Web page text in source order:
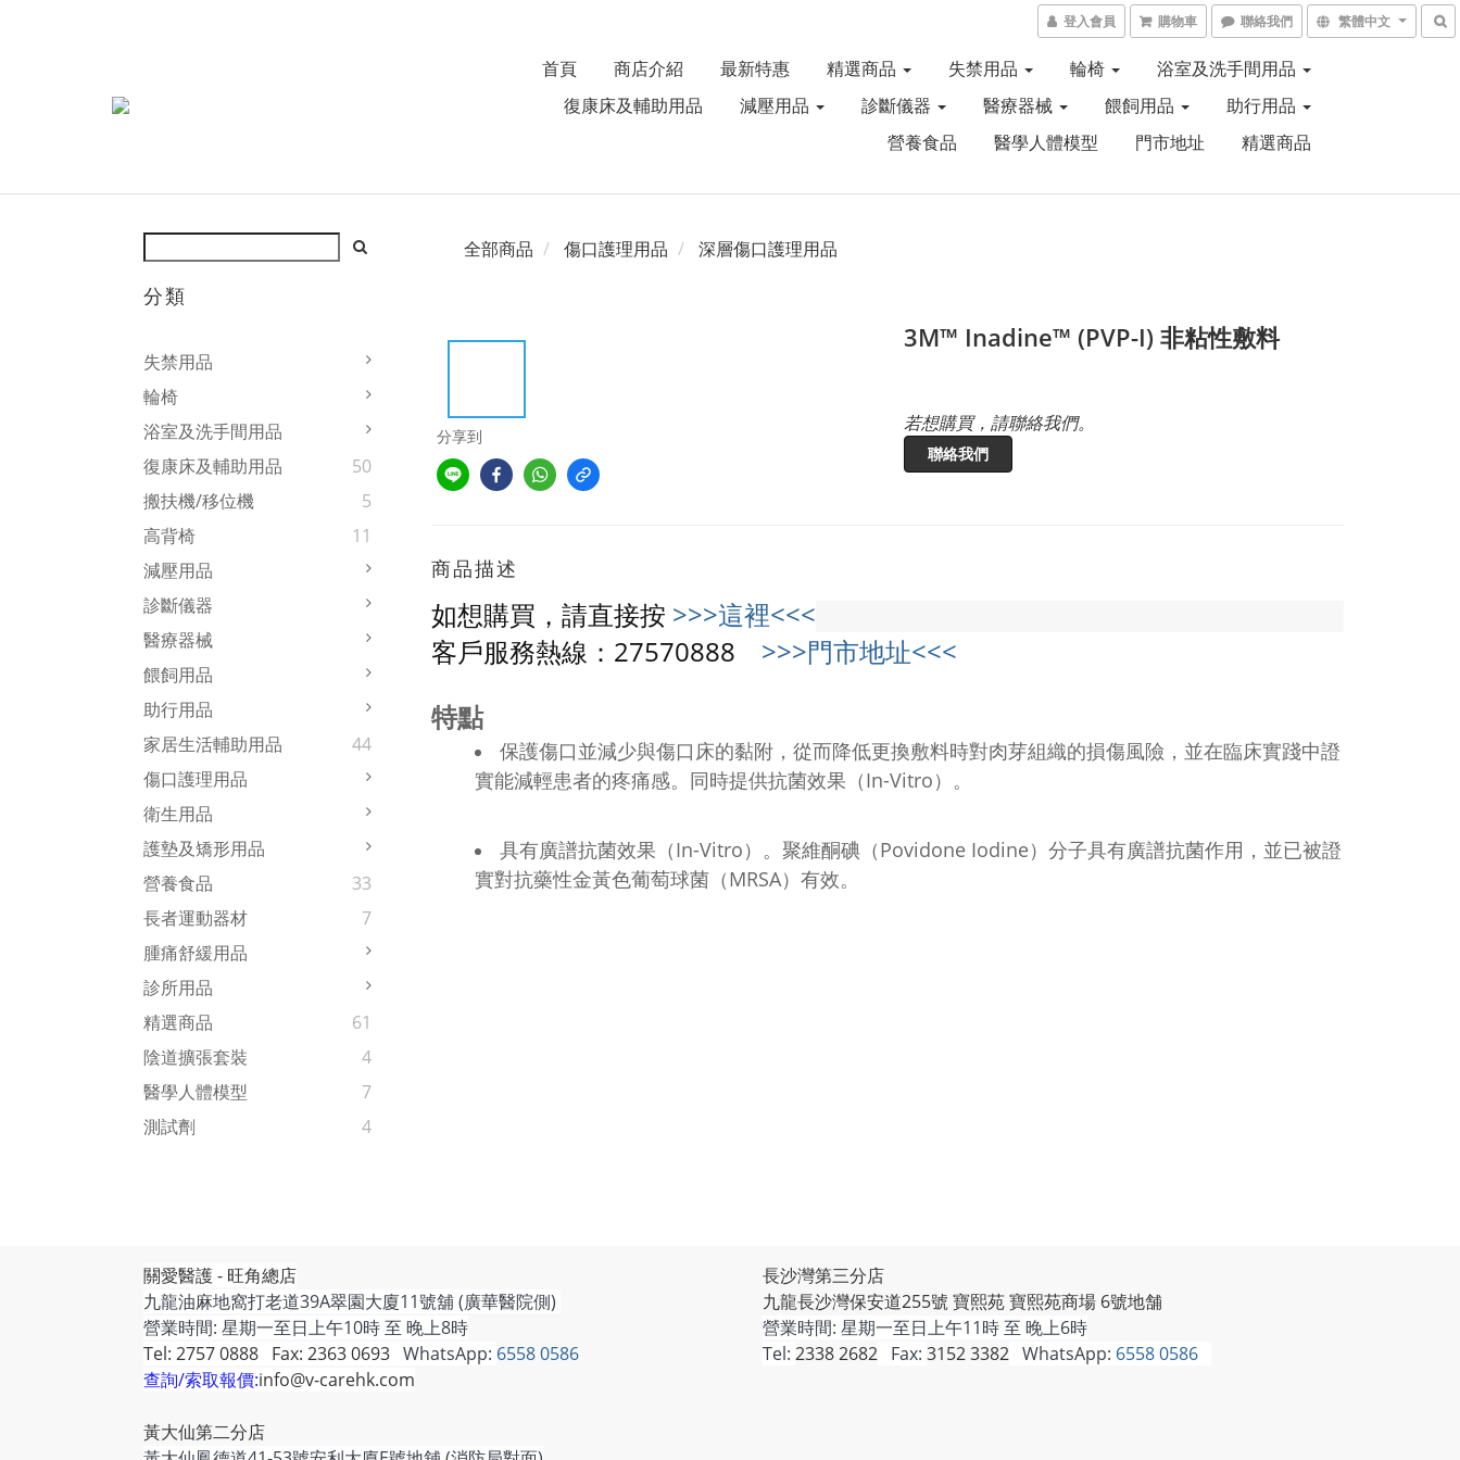
登入會員 購物車 聯絡我們 繁體中文
首頁 商店介紹 最新特惠 精選商品 失禁用品 輪椅
浴室及洗手間用品
復康床及輔助用品
減壓用品 診斷儀器 醫療器械 餵飼用品
助行用品
營養食品
醫學人體模型 門市地址 精選商品
分類
失禁用品
輪椅
浴室及洗手間用品
復康床及輔助用品
50
搬扶機/移位機
5
高背椅
11
減壓用品
診斷儀器
醫療器械
餵飼用品
助行用品
家居生活輔助用品
44
傷口護理用品
衛生用品
護墊及矯形用品
營養食品
33
長者運動器材
7
腫痛舒緩用品
診所用品
精選商品
61
陰道擴張套裝
4
醫學人體模型
7
測試劑
4
全部商品 傷口護理用品 深層傷口護理用品
分享到
3M™ Inadine™ (PVP-I) 非粘性敷料
若想購買，請聯絡我們。
聯絡我們
商品描述
如想購買，請直接按 >>>這裡<<<
客戶服務熱線：27570888 >>>門市地址<<<
特點
保護傷口並減少與傷口床的黏附，從而降低更換敷料時對肉芽組織的損傷風險，並在臨床實踐中證
實能減輕患者的疼痛感。同時提供抗菌效果（In-Vitro）。
具有廣譜抗菌效果（In-Vitro）。聚維酮碘（Povidone Iodine）分子具有廣譜抗菌作用，並已被證
實對抗藥性金黃色葡萄球菌（MRSA）有效。
關愛醫護 - 旺角總店
九龍油麻地窩打老道39A翠園大廈11號舖 (廣華醫院側)
營業時間: 星期一至日上午10時 至 晚上8時
Tel: 2757 0888 Fax: 2363 0693 WhatsApp: 6558 0586
查詢/索取報價:info@v-carehk.com
黃大仙第二分店
長沙灣第三分店
九龍長沙灣保安道255號 寶熙苑 寶熙苑商場 6號地舗
營業時間: 星期一至日上午11時 至 晚上6時
Tel: 2338 2682 Fax: 3152 3382 WhatsApp: 6558 0586